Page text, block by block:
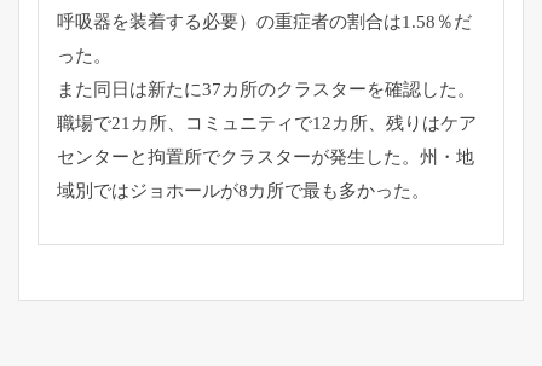
呼吸器を装着する必要） の重症者の割合は1.58％だ
った。
また同日は新たに37カ所のクラスターを確認した。
職場で21カ所、コミュニティで12カ所、 残りはケア
センターと拘置所でクラスターが発生した。州・ 地
域別ではジョホールが8カ所で最も多かった。